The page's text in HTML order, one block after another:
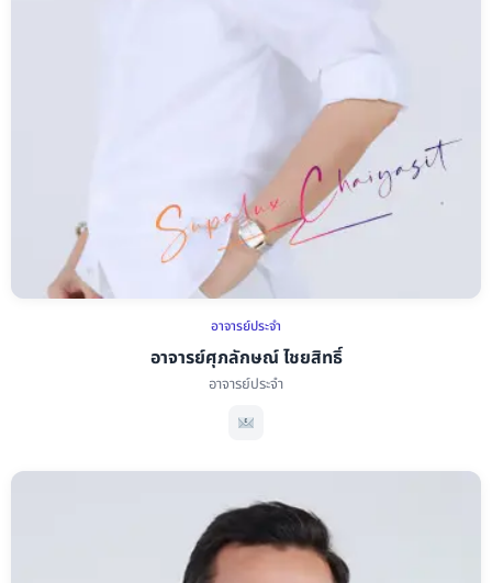
อาจารย์ประจำ
อาจารย์ศุภลักษณ์ ไชยสิทธิ์
อาจารย์ศุภลักษณ์ ไชยสิทธิ์
อาจารย์ประจำ